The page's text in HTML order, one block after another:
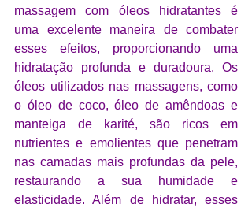
massagem com óleos hidratantes é
uma excelente maneira de combater
esses efeitos, proporcionando uma
hidratação profunda e duradoura. Os
óleos utilizados nas massagens, como
o óleo de coco, óleo de amêndoas e
manteiga de karité, são ricos em
nutrientes e emolientes que penetram
nas camadas mais profundas da pele,
restaurando a sua humidade e
elasticidade. Além de hidratar, esses